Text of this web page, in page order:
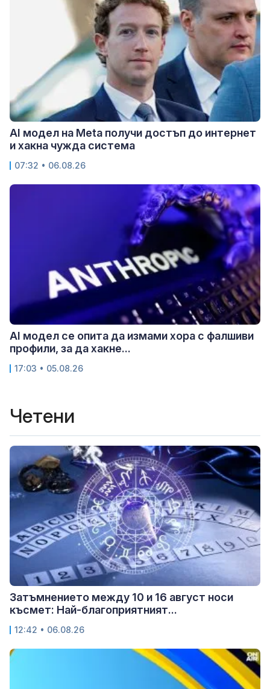
AI модел на Meta получи достъп до интернет
и хакна чужда система
07:32 • 06.08.26
AI модел се опита да измами хора с фалшиви
профили, за да хакне...
17:03 • 05.08.26
Четени
Затъмнението между 10 и 16 август носи
късмет: Най-благоприятният...
12:42 • 06.08.26